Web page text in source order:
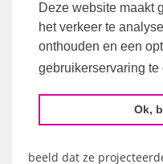
Deze website maakt
het verkeer te
onthouden en een
gebruikerservaring te
Ok,
Gebouwprojectieop het
Op de afhaaldag zelf
projector te huren
beeld dat ze